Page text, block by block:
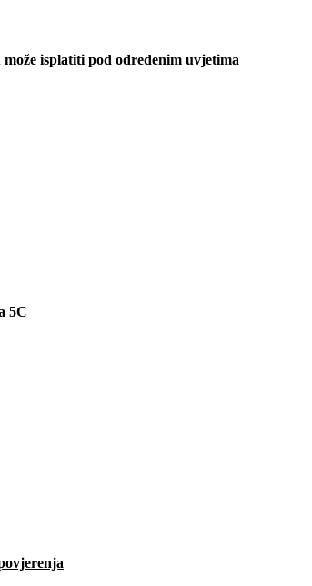
isplatiti pod određenim uvjetima
5C